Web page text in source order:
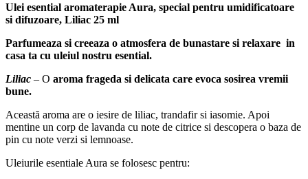
Ulei esential aromaterapie Aura, special pentru umidificatoare
si difuzoare, Liliac 25 ml
Parfumeaza si creeaza o atmosfera de bunastare si relaxare in
casa ta cu uleiul nostru esential.
Liliac – O aroma frageda si delicata care evoca sosirea vremii
bune.
Această aroma are o iesire de liliac, trandafir si iasomie. Apoi
mentine un corp de lavanda cu note de citrice si descopera o baza de
pin cu note verzi si lemnoase.
Uleiurile esentiale Aura se folosesc pentru: